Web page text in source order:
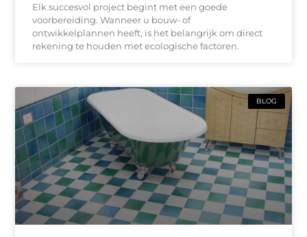
Elk succesvol project begint met een goede
voorbereiding. Wanneer u bouw- of
ontwikkelplannen heeft, is het belangrijk om direct
rekening te houden met ecologische factoren.
BLOG